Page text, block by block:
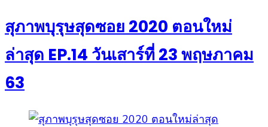
สุภาพบุรุษสุดซอย 2020 ตอนใหม่
ล่าสุด EP.14 วันเสาร์ที่ 23 พฤษภาคม
63